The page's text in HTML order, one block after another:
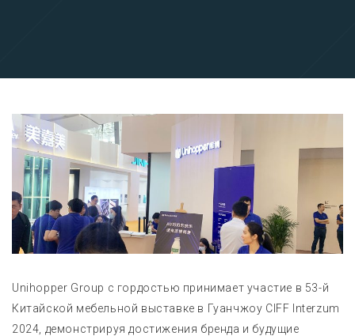
Unihopper Group с гордостью принимает участие в 53-й
Китайской мебельной выставке в Гуанчжоу CIFF Interzum
2024, демонстрируя достижения бренда и будущие